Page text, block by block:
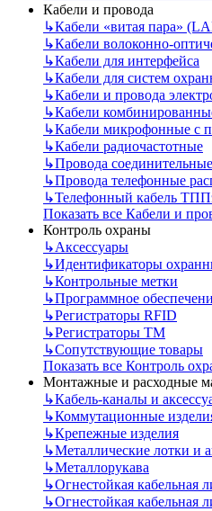
Кабели и провода
↳Кабели «витая пара»
↳Кабели волоконно-
↳Кабели для интерфейса
↳Кабели для систем
↳Кабели и провода
↳Кабели
↳Кабели микрофонные с
↳Кабели радиочастотные
↳Провода
↳Провода телефонные
↳Телефонный кабель
Показать все Кабели и
Контроль охраны
↳Аксессуары
↳Идентификаторы
↳Контрольные метки
↳Программное
↳Регистраторы RFID
↳Регистраторы ТМ
↳Сопутствующие товары
Показать все Контроль
Монтажные и расходные
↳Кабель-каналы и
↳Коммутационные
↳Крепежные изделия
↳Металлические лотки и
↳Металлорукава
↳Огнестойкая кабельная
↳Огнестойкая кабельная